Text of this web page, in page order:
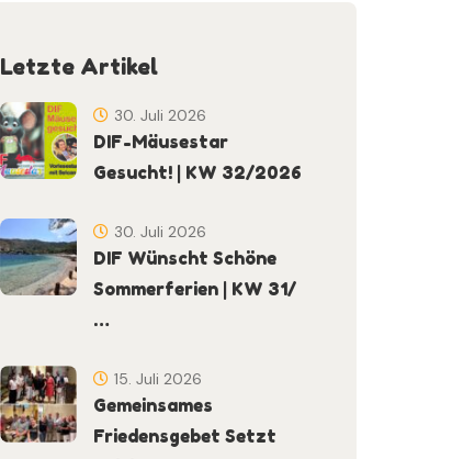
Letzte Artikel
DIF-Mäusestar
Gesucht! | KW 32/2026
30. Juli 2026
DIF Wünscht Schöne
Sommerferien | KW 31/
…
30. Juli 2026
Gemeinsames
Friedensgebet Setzt
15. Juli 2026